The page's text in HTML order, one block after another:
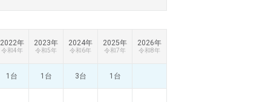
2022年
令和4年
2023年
令和5年
2024年
令和6年
2025年
令和7年
2026年
令和8年
1台 1台 3台 1台